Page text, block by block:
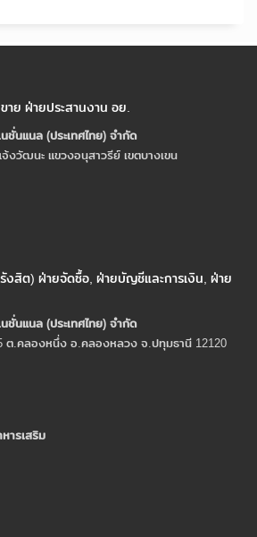
ย ฝ่ายประสานงาน อย.
ชั่นแนล (ประเทศไทย) จํากัด
งวัฒนะ แขวงอนุสาวรีย์ เขตบางเขน
งสิต) ฝ่ายจัดซื้อ, ฝ่ายบัญชีและการเงิน, ฝ่าย
ชั่นแนล (ประเทศไทย) จํากัด
ต.คลองหนึ่ง อ.คลองหลวง จ.ปทุมธานี 12120
ารเสริม